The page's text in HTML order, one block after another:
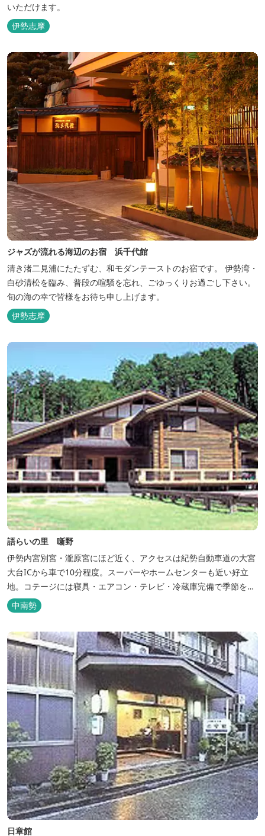
いただけます。
伊勢志摩
ジャズが流れる海辺のお宿 浜千代館
清き渚二見浦にたたずむ、和モダンテーストのお宿です。 伊勢湾・
白砂清松を臨み、普段の喧騒を忘れ、ごゆっくりお過ごし下さい。
旬の海の幸で皆様をお待ち申し上げます。
伊勢志摩
語らいの里 噺野
伊勢内宮別宮・瀧原宮にほど近く、アクセスは紀勢自動車道の大宮
大台ICから車で10分程度。スーパーやホームセンターも近い好立
地。コテージには寝具・エアコン・テレビ・冷蔵庫完備で季節を問
わず楽しめます。 食器・調理器具の揃った自炊棟や24時間利用可
能なシャワールームなど充実の設備で快適にお過ごしいただけま
す。施設内には噺野温泉もありコテージ宿泊の方は貸し切りでご利
用いただけます(１棟につき１時間)
中南勢
日章館